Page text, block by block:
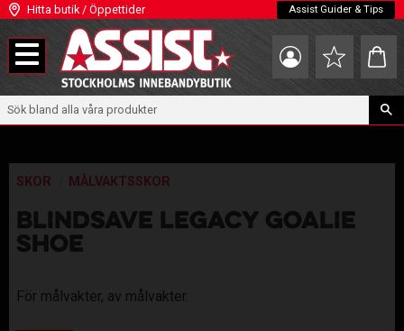
Meny
Hitta butik / Öppettider Assist Guider & Tips
Favoriter
SKOR MÅLVAKTSSKOR
BLINDSAVE LEGACY GOALIE
SHOE
För målvakter, av målvakter.